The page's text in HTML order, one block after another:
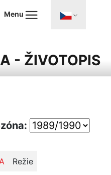
Menu
- ŽIVOTOPIS
Režie